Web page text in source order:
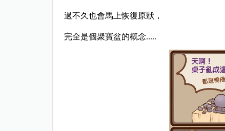
過不久也會馬上恢復原狀，
完全是個聚寶盆的概念.....